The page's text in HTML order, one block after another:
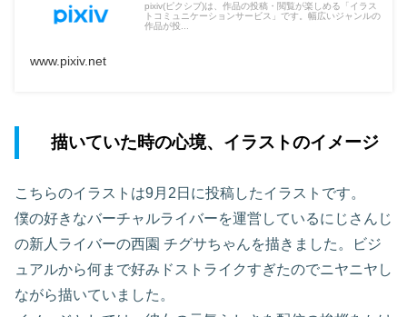
pixiv(ピクシブ)は、作品の投稿・閲覧が楽しめる「イラス
トコミュニケーションサービス」です。幅広いジャンルの
作品が投...
www.pixiv.net
描いていた時の心境、イラストのイメージ
こちらのイラストは9月2日に投稿したイラストです。
僕の好きなバーチャルライバーを運営しているにじさんじ
の新人ライバーの西園 チグサちゃんを描きました。ビジ
ュアルから何まで好みドストライクすぎたのでニヤニヤし
ながら描いていました。